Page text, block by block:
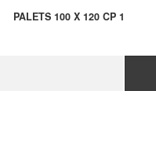
PALETS 100 X 120 CP 1